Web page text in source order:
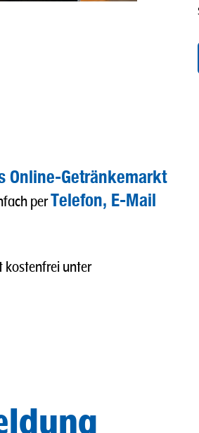
Online-Getränkemarkt
perTelefon, E-Mail
kostenfrei unter